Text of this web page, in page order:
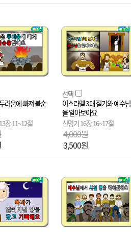
려움에 빠져 불순
장 11~12절
선택
이스라엘 3대 절기와 예수님
을 알아보아요
신명기 16장 16~17절
4,000원
3,500원